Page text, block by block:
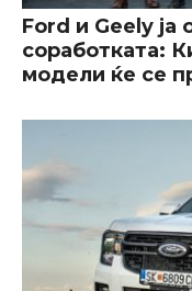
Ford и Geely ја
соработката:
модели ќе се